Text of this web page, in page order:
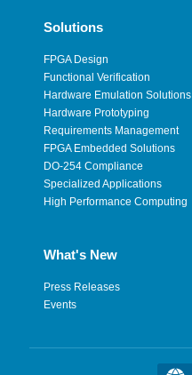
Solutions
FPGA Design
Functional Verification
Hardware Emulation Solutions
Hardware Prototyping
Requirements Management
FPGA Embedded Solutions
DO-254 Compliance
Specialized Applications
High Performance Computing
What's New
Press Releases
Events